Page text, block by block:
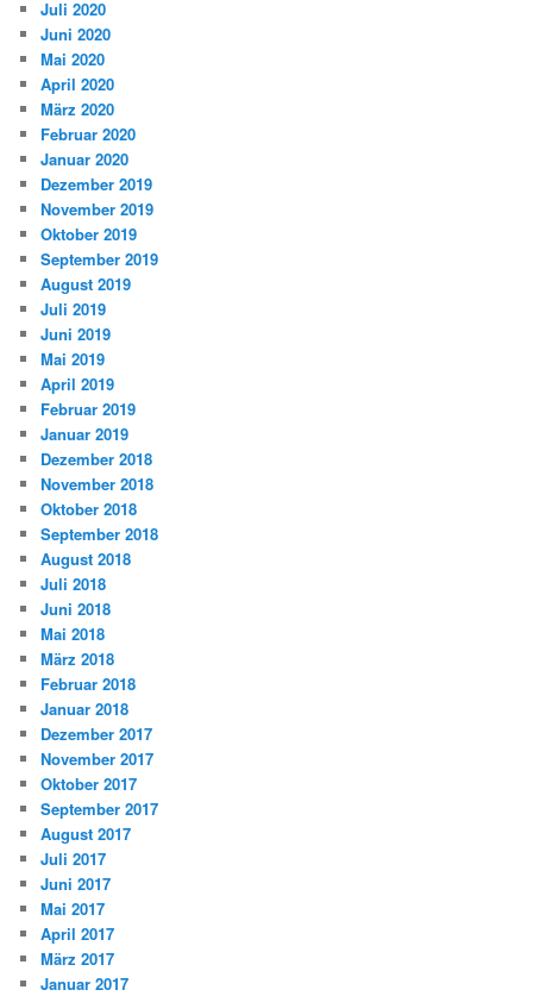
Juli 2020
Juni 2020
Mai 2020
April 2020
März 2020
Februar 2020
Januar 2020
Dezember 2019
November 2019
Oktober 2019
September 2019
August 2019
Juli 2019
Juni 2019
Mai 2019
April 2019
Februar 2019
Januar 2019
Dezember 2018
November 2018
Oktober 2018
September 2018
August 2018
Juli 2018
Juni 2018
Mai 2018
März 2018
Februar 2018
Januar 2018
Dezember 2017
November 2017
Oktober 2017
September 2017
August 2017
Juli 2017
Juni 2017
Mai 2017
April 2017
März 2017
Januar 2017